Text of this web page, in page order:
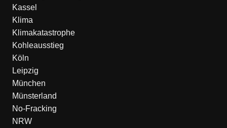
Kassel
Klima
Klimakatastrophe
Kohleausstieg
Köln
Leipzig
München
Münsterland
No-Fracking
NRW